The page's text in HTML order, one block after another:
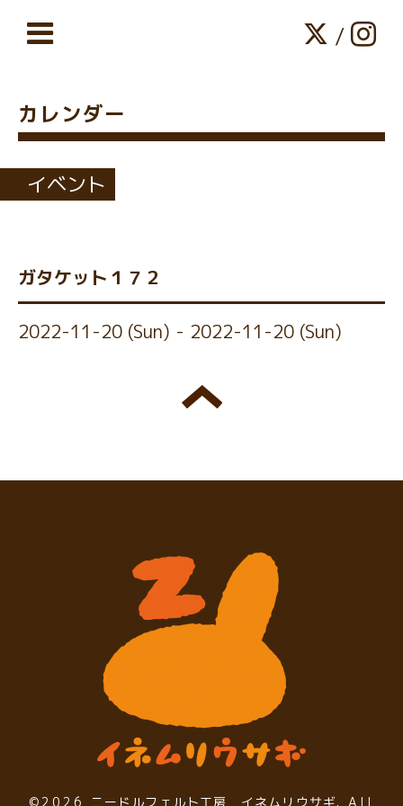
/
カレンダー
イベント
ガタケット１７２
2022-11-20 (Sun) - 2022-11-20 (Sun)
©2026 ニードルフェルト工房 イネムリウサギ. All